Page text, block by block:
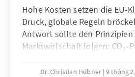
Hohe Kosten setzen die
Druck, globale Regeln
Antwort sollte den Prinzipien
Marktwirtschaft folgen:
Dazu kann die EU ihren
Dr. Christian Hübner 9 tháng